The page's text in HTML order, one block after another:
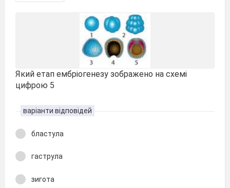
Який етап ембріогенезу зображено на схемі
цифрою 5
варіанти відповідей
бластула
гаструла
зигота